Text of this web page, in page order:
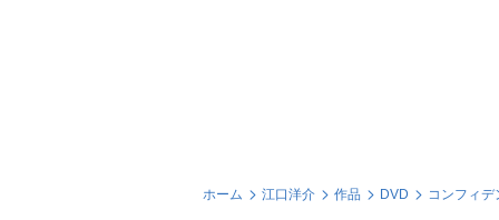
ホーム 江口洋介 作品 DVD コンフィ